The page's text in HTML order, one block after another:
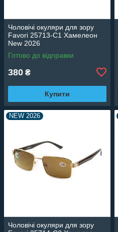
Чоловічі окуляри для зору
Favori 25713-C1 Хамелеон
New 2026
Готово до відправки
380 ₴
Купити
NEW 2026
Чоловічі окуляри для зору